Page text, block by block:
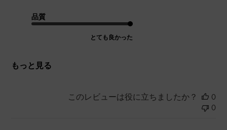
品質
とても良かった
もっと見る
このレビューは役に立ちましたか？
0
0